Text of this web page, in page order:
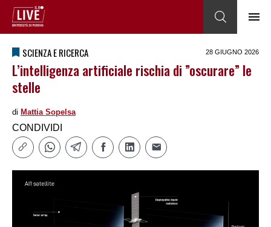
SCIENZA E RICERCA 28 GIUGNO 2026
L’intelligenza artificiale rischia di ”oscurare” le
stelle
di Mattia Sopelsa
CONDIVIDI